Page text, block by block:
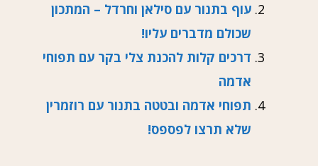
עוף בתנור עם סילאן וחרדל – המתכון
שכולם מדברים עליו!
דרכים קלות להכנת צלי בקר עם תפוחי
אדמה
תפוחי אדמה ובטטה בתנור עם רוזמרין
שלא תרצו לפספס!